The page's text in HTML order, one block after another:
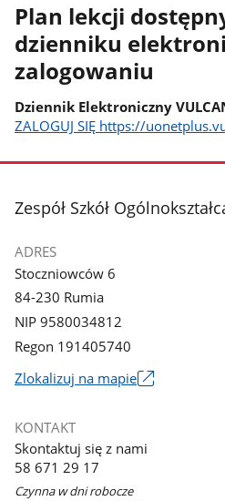
Plan lekcji
dzienniku
zalogowaniu
Dziennik Elektroniczny
ZALOGUJ SIĘ https://
stopka
Zespół Szkół
ADRES
Stoczniowców 6
84-230 Rumia
NIP 9580034812
Regon 191405740
Zlokalizuj na mapieLink
nowym
KONTAKT
Skontaktuj się z nami
58 671 29 17
Czynna w dni robocze